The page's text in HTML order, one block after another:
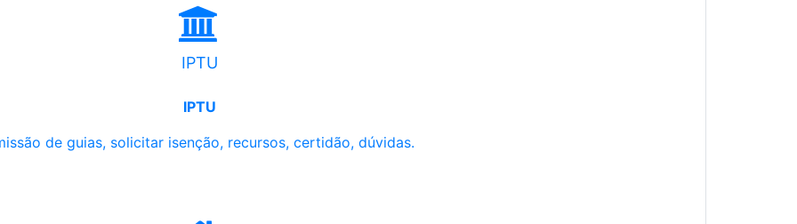
IPTU
IPTU
de guias, solicitar isenção, recursos, certidão, dúvidas.